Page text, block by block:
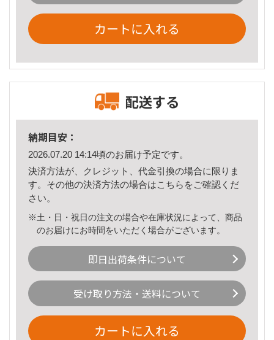
カートに入れる
配送する
納期目安：
2026.07.20 14:14頃のお届け予定です。
決済方法が、クレジット、代金引換の場合に限りま
す。その他の決済方法の場合はこちら をご確認くだ
さい。
※土・日・祝日の注文の場合や在庫状況によって、商品
のお届けにお時間をいただく場合がございます。
即日出荷条件について
受け取り方法・送料について
カートに入れる